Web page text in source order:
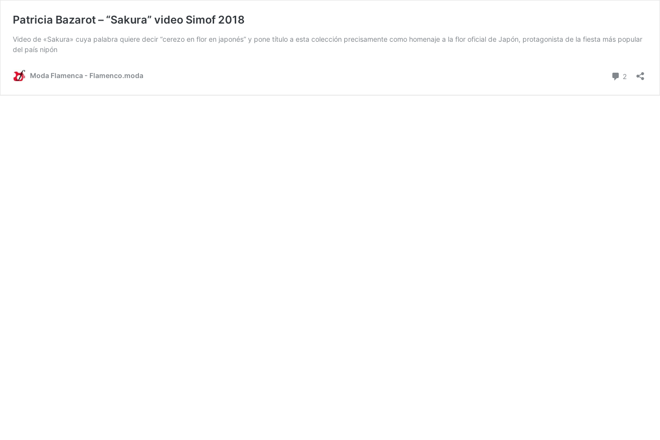
Patricia Bazarot – “Sakura” video Simof 2018
Video de «Sakura» cuya palabra quiere decir “cerezo en flor en japonés” y pone título a esta colección precisamente como homenaje a la flor oficial de Japón, protagonista de la fiesta más popular
del país nipón
Moda Flamenca - Flamenco.moda 2